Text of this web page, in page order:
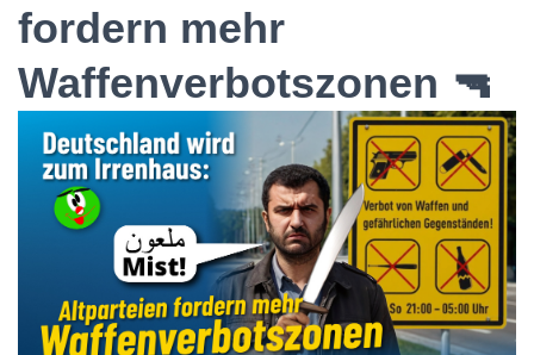
fordern mehr
Waffenverbotszonen 🔫